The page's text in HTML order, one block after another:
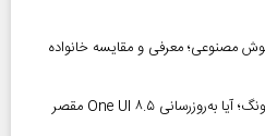
مصنوعی؛ معرفی و مقایسه خانواده
بحران باتری در گوشی‌های سامسونگ؛ آیا به‌روزرسانی One UI ۸.۵ مقصر